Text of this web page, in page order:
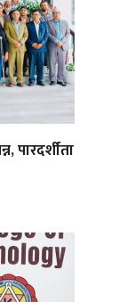
पारदर्शीता